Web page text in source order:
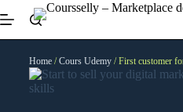
Home/Cours Udemy/ First customer